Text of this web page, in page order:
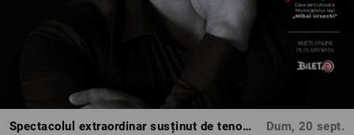
Spectacolul extraordinar susținut de tenorul Paul Cel Mare Dum, 20 sept.